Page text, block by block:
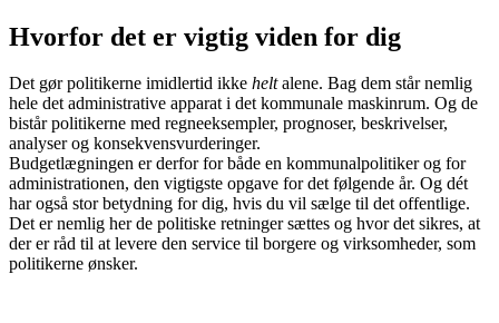
Hvorfor det er vigtig viden for dig
Det gør politikerne imidlertid ikke heltalene. Bag dem står nemlig
hele det administrative apparat i det kommunale maskinrum. Og de
bistår politikerne med regneeksempler, prognoser, beskrivelser,
analyser og konsekvensvurderinger.
Budgetlægningen er derfor for både en kommunalpolitiker og for
administrationen, den vigtigste opgave for det følgende år. Og dét
har også stor betydning for dig, hvis du vil sælge til det offentlige.
Det er nemlig her de politiske retninger sættes og hvor det sikres, at
der er råd til at levere den service til borgere og virksomheder, som
politikerne ønsker.